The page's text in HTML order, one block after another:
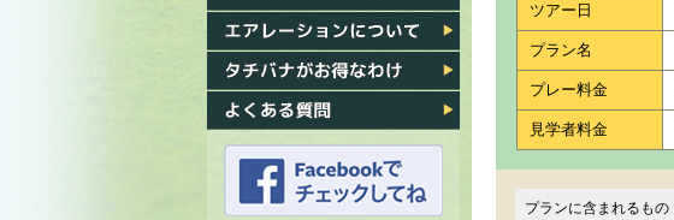
各ゴルフ場への行き方
エアレーション
タチバナがお得なわけ
よくある質問
ツアー日
プラン名
プレー料金
見学者料金
プランに含まれるもの